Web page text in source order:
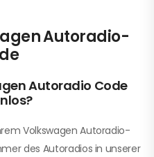
Autoradio-
Autoradio Code
Volkswagen Autoradio-
des Autoradios in unserer